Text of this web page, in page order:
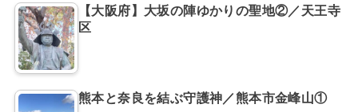
【大阪府】大坂の陣ゆかりの聖地②／天王寺
区
熊本と奈良を結ぶ守護神／熊本市金峰山①